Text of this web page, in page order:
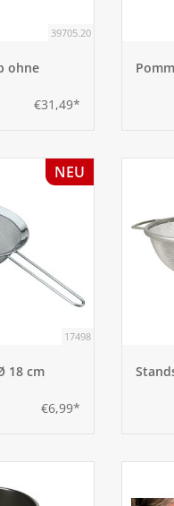
39705.20
ohne
€31,49*
NEU
17498
18 cm
€6,99*